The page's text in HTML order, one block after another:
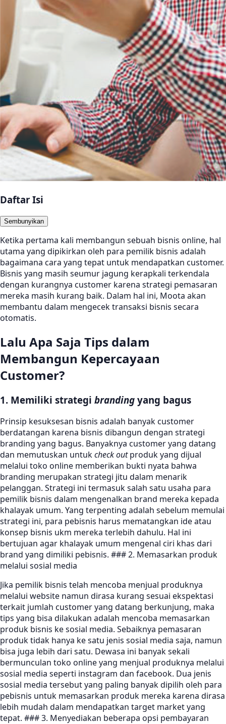
Daftar Isi
Sembunyikan
Ketika pertama kali membangun sebuah bisnis online, hal
utama yang dipikirkan oleh para pemilik bisnis adalah
bagaimana cara yang tepat untuk mendapatkan customer.
Bisnis yang masih seumur jagung kerapkali terkendala
dengan kurangnya customer karena strategi pemasaran
mereka masih kurang baik. Dalam hal ini, Moota akan
membantu dalam mengecek transaksi bisnis secara
otomatis.
Lalu Apa Saja Tips dalam
Membangun Kepercayaan
Customer?
1. Memiliki strategi branding yang bagus
Prinsip kesuksesan bisnis adalah banyak customer
berdatangan karena bisnis dibangun dengan strategi
branding yang bagus. Banyaknya customer yang datang
dan memutuskan untukcheck outproduk yang dijual
melalui toko online memberikan bukti nyata bahwa
branding merupakan strategi jitu dalam menarik
pelanggan. Strategi ini termasuk salah satu usaha para
pemilik bisnis dalam mengenalkan brand mereka kepada
khalayak umum. Yang terpenting adalah sebelum memulai
strategi ini, para pebisnis harus mematangkan ide atau
konsep bisnis ukm mereka terlebih dahulu. Hal ini
bertujuan agar khalayak umum mengenal ciri khas dari
brand yang dimiliki pebisnis. ### 2. Memasarkan produk
melalui sosial media
Jika pemilik bisnis telah mencoba menjual produknya
melalui website namun dirasa kurang sesuai ekspektasi
terkait jumlah customer yang datang berkunjung, maka
tips yang bisa dilakukan adalah mencoba memasarkan
produk bisnis ke sosial media. Sebaiknya pemasaran
produk tidak hanya ke satu jenis sosial media saja, namun
bisa juga lebih dari satu. Dewasa ini banyak sekali
bermunculan toko online yang menjual produknya melalui
sosial media seperti instagram dan facebook. Dua jenis
sosial media tersebut yang paling banyak dipilih oleh para
pebisnis untuk memasarkan produk mereka karena dirasa
lebih mudah dalam mendapatkan target market yang
tepat. ### 3. Menyediakan beberapa opsi pembayaran